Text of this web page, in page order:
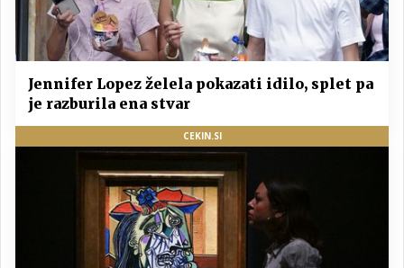
Jennifer Lopez želela pokazati idilo, splet pa
je razburila ena stvar
CEKIN.SI